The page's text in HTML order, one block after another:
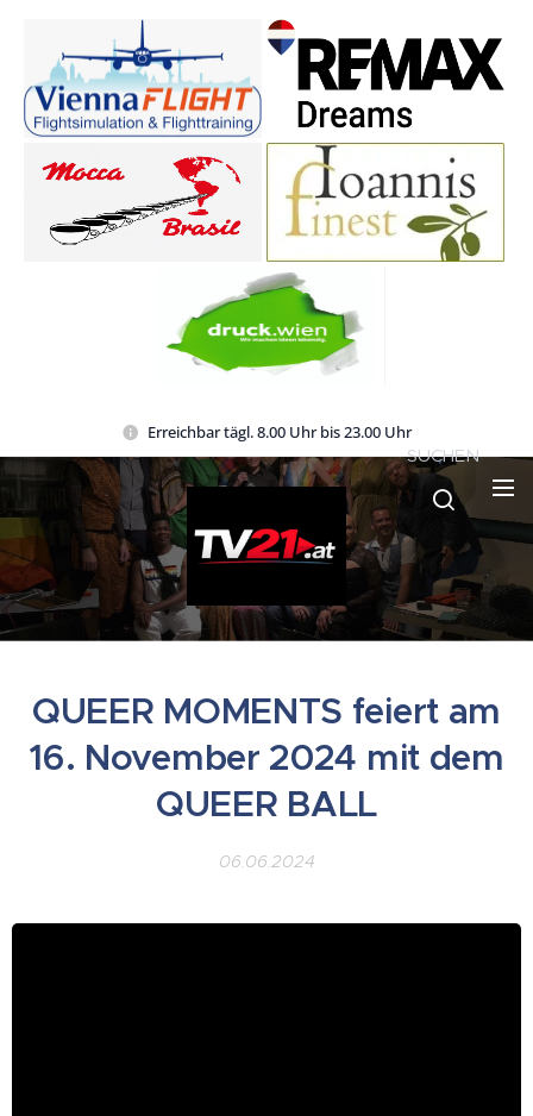
Erreichbar tägl. 8.00 Uhr bis 23.00 Uhr
SUCHEN
QUEER MOMENTS feiert am
16. November 2024 mit dem
QUEER BALL
06.06.2024